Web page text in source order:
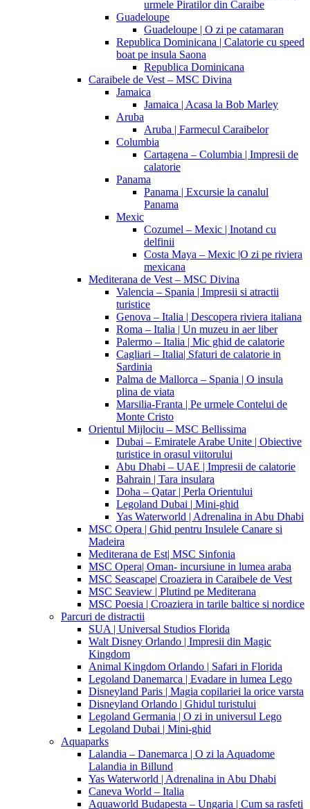
urmele Piratilor din Caraibe
Guadeloupe
Guadeloupe | O zi pe catamaran
Republica Dominicana | Calatorie cu speed
boat pe insula Saona
Republica Dominicana
Caraibele de Vest – MSC Divina
Jamaica
Jamaica | Acasa la Bob Marley
Aruba
Aruba | Farmecul Caraibelor
Columbia
Cartagena – Columbia | Impresii de
calatorie
Panama
Panama | Excursie la canalul
Panama
Mexic
Cozumel – Mexic | Inotand cu
delfinii
Costa Maya – Mexic |O zi pe riviera
mexicana
Mediterana de Vest – MSC Divina
Valencia – Spania | Impresii si atractii
turistice
Genova – Italia | Descopera riviera italiana
Roma – Italia | Un muzeu in aer liber
Palermo – Italia | Mic ghid de calatorie
Cagliari – Italia| Sfaturi de calatorie in
Sardinia
Palma de Mallorca – Spania | O insula
plina de viata
Marsilia-Franta | Pe urmele Contelui de
Monte Cristo
Orientul Mijlociu – MSC Bellissima
Dubai – Emiratele Arabe Unite | Obiective
turistice in orasul viitorului
Abu Dhabi – UAE | Impresii de calatorie
Bahrain | Tara insulara
Doha – Qatar | Perla Orientului
Legoland Dubai | Mini-ghid
Yas Waterworld | Adrenalina in Abu Dhabi
MSC Opera | Ghid pentru Insulele Canare si
Madeira
Mediterana de Est| MSC Sinfonia
MSC Opera| Oman- incursiune in lumea araba
MSC Seascape| Croaziera in Caraibele de Vest
MSC Seaview | Plutind pe Mediterana
MSC Poesia | Croaziera in tarile baltice si nordice
Parcuri de distractii
SUA | Universal Studios Florida
Walt Disney Orlando | Impresii din Magic
Kingdom
Animal Kingdom Orlando | Safari in Florida
Legoland Danemarca | Evadare in lumea Lego
Disneyland Paris | Magia copilariei la orice varsta
Disneyland Orlando | Ghidul turistului
Legoland Germania | O zi in universul Lego
Legoland Dubai | Mini-ghid
Aquaparks
Lalandia – Danemarca | O zi la Aquadome
Lalandia in Billund
Yas Waterworld | Adrenalina in Abu Dhabi
Caneva World – Italia
Aquaworld Budapesta – Ungaria | Cum sa rasfeti